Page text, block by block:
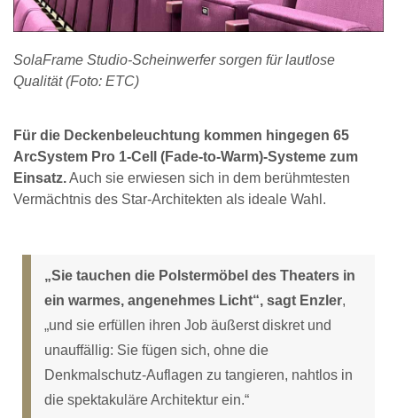
SolaFrame Studio-Scheinwerfer sorgen für lautlose
Qualität (Foto: ETC)
Für die Deckenbeleuchtung kommen hingegen 65
ArcSystem Pro 1-Cell (Fade-to-Warm)-Systeme zum
Einsatz.Auch sie erwiesen sich in dem berühmtesten
Vermächtnis des Star-Architekten als ideale Wahl.
„Sie tauchen die Polstermöbel des Theaters in
ein warmes, angenehmes Licht“, sagt Enzler,
„und sie erfüllen ihren Job äußerst diskret und
unauffällig: Sie fügen sich, ohne die
Denkmalschutz-Auflagen zu tangieren, nahtlos in
die spektakuläre Architektur ein.“